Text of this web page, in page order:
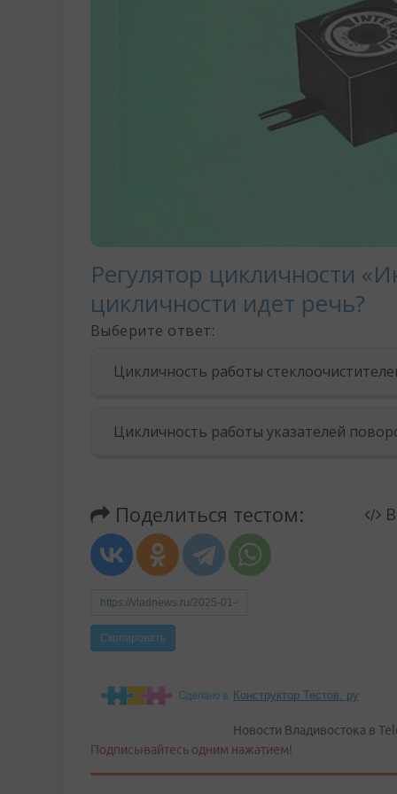
Конструктор Тестов. ру
Новости Владивостока в
Подписывайтесь одним нажатием!